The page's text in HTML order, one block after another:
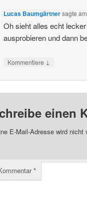
Lucas Baumgärtnersagte
Oh sieht alles echt
ausprobieren und dann
Kommentiere ↓
einen
E-Mail-Adresse wird nicht
*